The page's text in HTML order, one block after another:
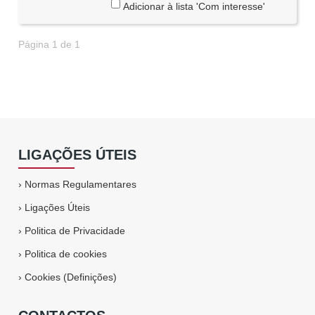
Adicionar à lista 'Com interesse'
Página 1 de 1
LIGAÇÕES ÚTEIS
› Normas Regulamentares
› Ligações Úteis
› Politica de Privacidade
› Politica de cookies
›Cookies (Definições)